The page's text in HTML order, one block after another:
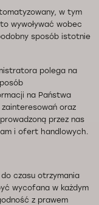
w tym
wywoływać wobec
sposób istotnie
polega na
na Państwa
oraz
przez nas
i ofert handlowych.
czasu otrzymania
wycofana w każdym
z prawem